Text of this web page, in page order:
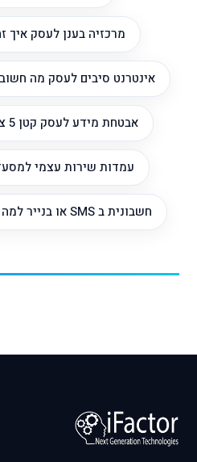
מרכזיה בענן לעסק איך
אינטרנט סיבים לעסק מה
אבטחת מידע לעסק קטן 5 צעדים שחובה לעשות
עמדות שירות עצמי
חשבונית ב SMS או בנייר למה עסקים עוברים לדיגיטל